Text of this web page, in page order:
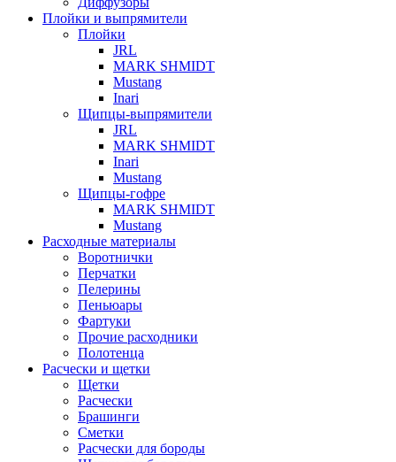
Плойки и выпрямители
Плойки
JRL
MARK SHMIDT
Mustang
Inari
Щипцы-выпрямители
JRL
MARK SHMIDT
Inari
Mustang
Щипцы-гофре
MARK SHMIDT
Mustang
Расходные материалы
Воротнички
Перчатки
Пелерины
Пеньюары
Фартуки
Прочие расходники
Полотенца
Расчески и щетки
Щетки
Расчески
Брашинги
Сметки
Расчески для бороды